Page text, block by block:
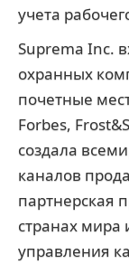
учета
Suprema Inc.
охранных
почетные
Forbes,
создала
каналов
партнерская
странах мира
управления